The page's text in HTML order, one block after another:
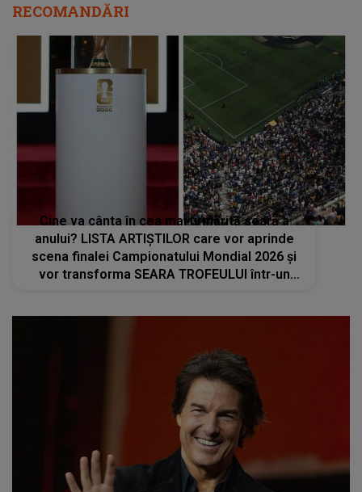
RECOMANDĂRI
Cine va cânta în cea mai urmărită seară a
anului? LISTA ARTIȘTILOR care vor aprinde
scena finalei Campionatului Mondial 2026 și
vor transforma SEARA TROFEULUI într-un